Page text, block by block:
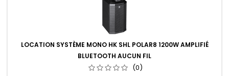
LOCATION SYSTÈME MONO HK SHL POLAR8 1200W AMPLIFIÉ
BLUETOOTH AUCUN FIL
(0)